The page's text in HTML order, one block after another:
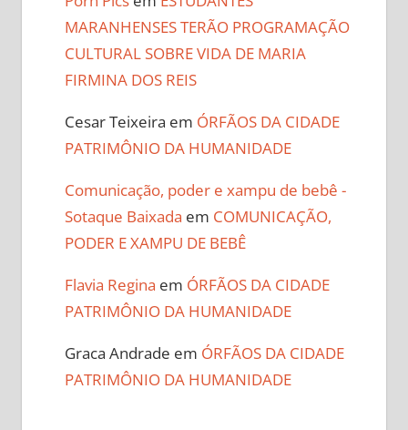
MARANHENSES TERÃO PROGRAMAÇÃO
CULTURAL SOBRE VIDA DE MARIA
FIRMINA DOS REIS
Cesar Teixeira em ÓRFÃOS DA CIDADE
PATRIMÔNIO DA HUMANIDADE
Comunicação, poder e xampu de bebê -
Sotaque Baixada em COMUNICAÇÃO,
PODER E XAMPU DE BEBÊ
Flavia Regina em ÓRFÃOS DA CIDADE
PATRIMÔNIO DA HUMANIDADE
Graca Andrade em ÓRFÃOS DA CIDADE
PATRIMÔNIO DA HUMANIDADE